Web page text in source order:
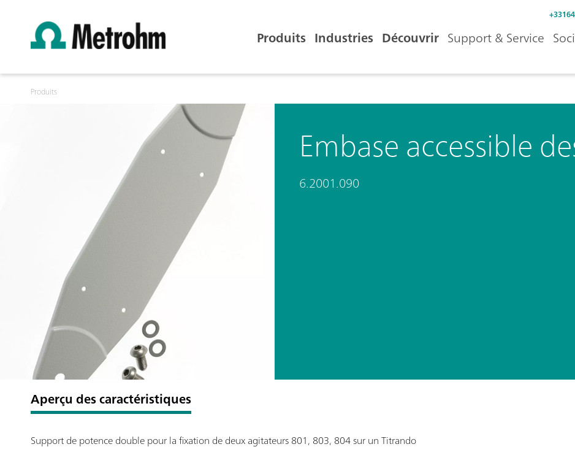
Produits Industries Découvrir Support & Service
Produits
Embase accessible
6.2001.090
Aperçu des caractéristiques
Support de potence double pour la fixation de deux agitateurs 801, 803, 804 sur un Titrando